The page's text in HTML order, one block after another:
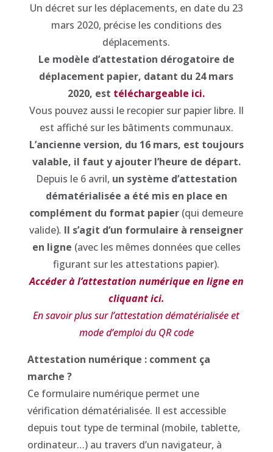
Un décret sur les déplacements, en date du 23
mars 2020, précise les conditions des
déplacements.
Le modèle d’attestation dérogatoire de
déplacement papier, datant du 24 mars
2020, est téléchargeable ici.
Vous pouvez aussi le recopier sur papier libre. Il
est affiché sur les bâtiments communaux.
L’ancienne version, du 16 mars, est toujours
valable, il faut y ajouter l’heure de départ.
Depuis le 6 avril, un système d’attestation
dématérialisée a été mis en place en
complément du format papier (qui demeure
valide). Il s’agit d’un formulaire à renseigner
en ligne (avec les mêmes données que celles
figurant sur les attestations papier).
Accéder à l’attestation numérique en ligne en
cliquant ici.
En savoir plus sur l’attestation dématérialisée et
mode d’emploi du QR code
Attestation numérique : comment ça
marche ?
Ce formulaire numérique permet une
vérification dématérialisée. Il est accessible
depuis tout type de terminal (mobile, tablette,
ordinateur…) au travers d’un navigateur, à